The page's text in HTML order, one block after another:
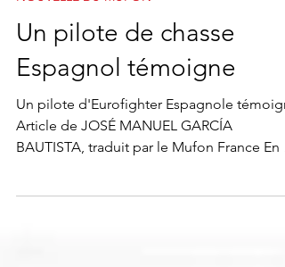
Nouvelles Ufologiques par le MUFON France
7 sept. 2021
6 min de lecture
NOUVELLE DU MUFON
Un pilote de chasse
Espagnol témoigne
Article de JOSÉ MANUEL GARCÍA